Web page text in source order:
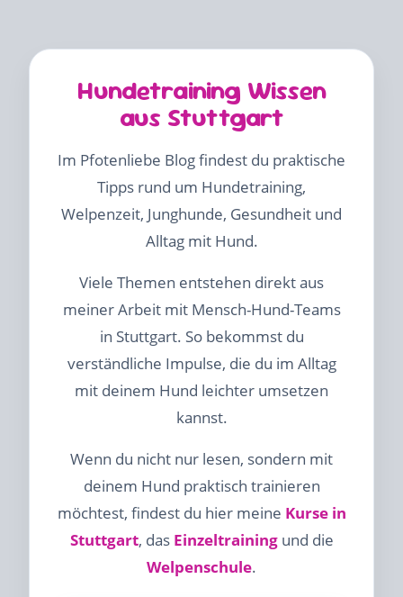
Hundetraining Wissen
aus Stuttgart
Im Pfotenliebe Blog findest du praktische
Tipps rund um Hundetraining,
Welpenzeit, Junghunde, Gesundheit und
Alltag mit Hund.
Viele Themen entstehen direkt aus
meiner Arbeit mit Mensch-Hund-Teams
in Stuttgart. So bekommst du
verständliche Impulse, die du im Alltag
mit deinem Hund leichter umsetzen
kannst.
Wenn du nicht nur lesen, sondern mit
deinem Hund praktisch trainieren
möchtest, findest du hier meine Kurse in
Stuttgart, das Einzeltrainingund die
Welpenschule.